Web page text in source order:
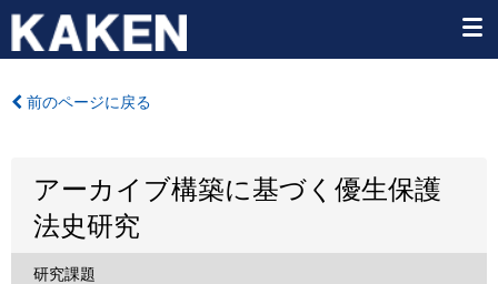
前のページに戻る
アーカイブ構築に基づく優生保護
法史研究
研究課題